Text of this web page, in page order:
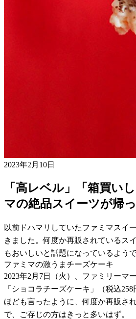
2023年2月10日
「高レベル」「箱買い
マの絶品スイーツが帰
以前ドハマリしていたファミマスイ
きました。何度か再販されているス
もおいしいと話題になっているようで
ファミマの激うまチーズケーキ
2023年2月7日（火）、ファミリーマ
「ショコラチーズケーキ」（税込
ほども言ったように、何度か再販さ
で、ご存じの方はきっと多いはず。